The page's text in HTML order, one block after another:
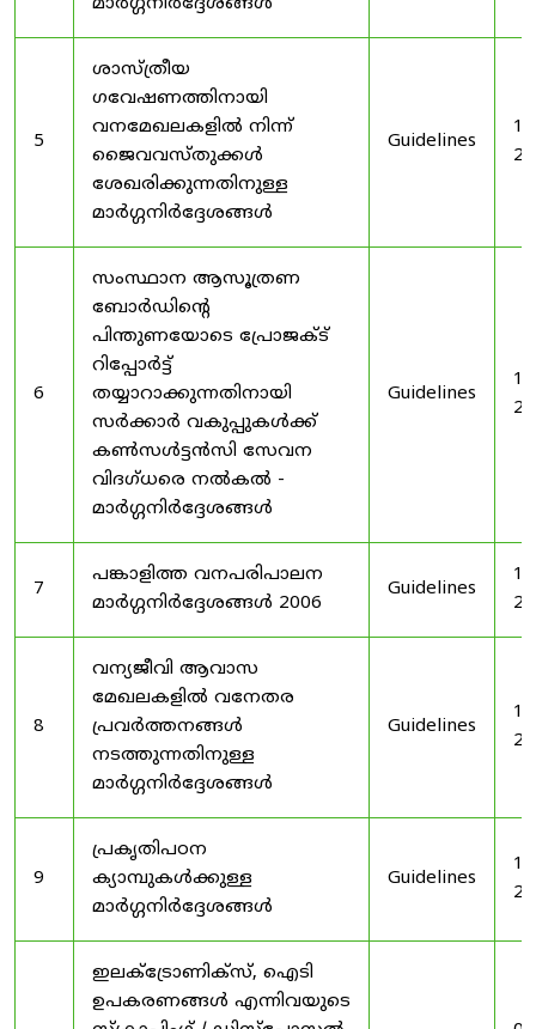
5
ശാസ്ത്രീയ
ഗവേഷണത്തിനായി
വനമേഖലകളിൽ നിന്ന്
ജൈവവസ്തുക്കൾ
ശേഖരിക്കുന്നതിനുള്ള
മാർഗ്ഗനിർദ്ദേശങ്ങൾ
Guidelines
6
സംസ്ഥാന ആസൂത്രണ
ബോർഡിൻ്റെ
പിന്തുണയോടെ പ്രോജക്ട്
റിപ്പോർട്ട്
തയ്യാറാക്കുന്നതിനായി
സർക്കാർ വകുപ്പുകൾക്ക്
കൺസൾട്ടൻസി സേവന
വിദഗ്ധരെ നൽകൽ -
മാർഗ്ഗനിർദ്ദേശങ്ങൾ
Guidelines
7
പങ്കാളിത്ത വനപരിപാലന
മാർഗ്ഗനിർദ്ദേശങ്ങൾ 2006
Guidelines
8
വന്യജീവി ആവാസ
മേഖലകളിൽ വനേതര
പ്രവർത്തനങ്ങൾ
നടത്തുന്നതിനുള്ള
മാർഗ്ഗനിർദ്ദേശങ്ങൾ
Guidelines
9
പ്രകൃതിപഠന
ക്യാമ്പുകൾക്കുള്ള
മാർഗ്ഗനിർദ്ദേശങ്ങൾ
Guidelines
ഇലക്‌ട്രോണിക്‌സ്, ഐടി
ഉപകരണങ്ങൾ എന്നിവയുടെ